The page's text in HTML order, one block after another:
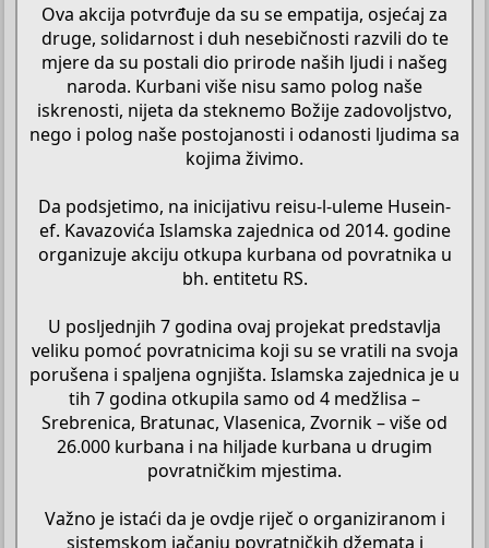
Ova akcija potvrđuje da su se empatija, osjećaj za
druge, solidarnost i duh nesebičnosti razvili do te
mjere da su postali dio prirode naših ljudi i našeg
naroda. Kurbani više nisu samo polog naše
iskrenosti, nijeta da steknemo Božije zadovoljstvo,
nego i polog naše postojanosti i odanosti ljudima sa
kojima živimo.
Da podsjetimo, na inicijativu reisu-l-uleme Husein-
ef. Kavazovića Islamska zajednica od 2014. godine
organizuje akciju otkupa kurbana od povratnika u
bh. entitetu RS.
U posljednjih 7 godina ovaj projekat predstavlja
veliku pomoć povratnicima koji su se vratili na svoja
porušena i spaljena ognjišta. Islamska zajednica je u
tih 7 godina otkupila samo od 4 medžlisa –
Srebrenica, Bratunac, Vlasenica, Zvornik – više od
26.000 kurbana i na hiljade kurbana u drugim
povratničkim mjestima.
Važno je istaći da je ovdje riječ o organiziranom i
sistemskom jačanju povratničkih džemata i